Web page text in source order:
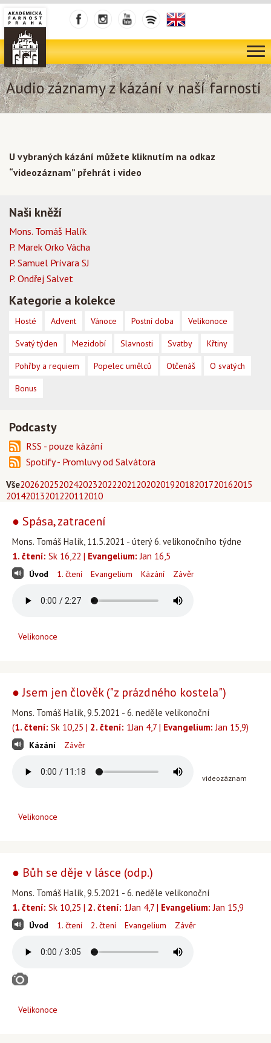
Audio záznamy z kázání v naší farnosti
Vše202620252024202320222021202020192018201720162015
20142013201220112010
● Spása, zatracení
Mons. Tomáš Halík, 11.5.2021 - úterý 6. velikonočního týdne
1. čtení: Sk 16,22 | Evangelium: Jan 16,5
Úvod 1. čtení Evangelium Kázání Závěr
Velikonoce
● Jsem jen člověk ("z prázdného kostela")
Mons. Tomáš Halík, 9.5.2021 - 6. neděle velikonoční
(1. čtení: Sk 10,25 | 2. čtení: 1Jan 4,7 | Evangelium: Jan 15,9)
Kázání Závěr
videozáznam
Velikonoce
● Bůh se děje v lásce (odp.)
Mons. Tomáš Halík, 9.5.2021 - 6. neděle velikonoční
1. čtení: Sk 10,25 | 2. čtení: 1Jan 4,7 | Evangelium: Jan 15,9
Úvod 1. čtení 2. čtení Evangelium Závěr
Velikonoce
U vybraných kázání můžete kliknutím na odkaz
“videozáznam” přehrát i video
Naši kněží
Mons. Tomáš Halík
P. Marek Orko Vácha
P. Samuel Prívara SJ
P. Ondřej Salvet
Kategorie a kolekce
Hosté Advent Vánoce Postní doba Velikonoce
Svatý týden Mezidobí Slavnosti Svatby Křtiny
Pohřby a requiem Popelec umělců Otčenáš O svatých
Bonus
Podcasty
RSS - pouze kázání
Spotify - Promluvy od Salvátora